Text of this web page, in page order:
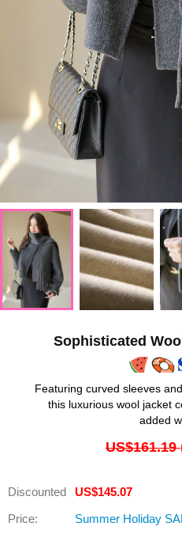
Sophisticated
Featuring curved sleeves
this luxurious wool jacket
added
US$161.19
Discounted
Price:
US$145.07
Summer Holiday